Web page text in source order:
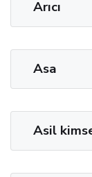
Arıcı
Asa
Asil